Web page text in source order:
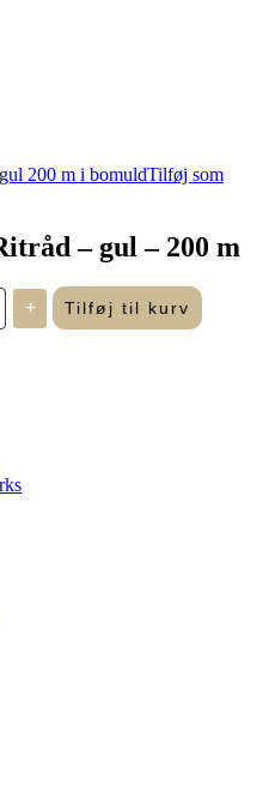
Tilføj som
– gul – 200 m
+ Tilføj til kurv